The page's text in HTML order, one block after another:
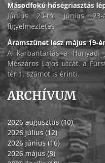
Másodfokú hőségriasztás
Június 20-tól június
figyelmeztetés
Áramszünet lesz május 19-
A karbantartás a Hunyadi
Mészáros Lajos utcát, a
tér 1. számot is érinti.
ARCHÍVUM
2026 augusztus (10)
2026 július (12)
2026 június (16)
2026 május (8)